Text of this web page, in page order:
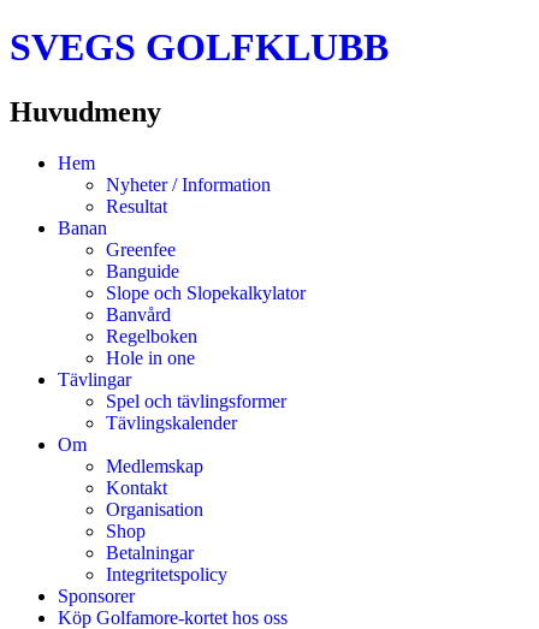
SVEGS GOLFKLUBB
Huvudmeny
HoppaHem
Nyheter / Information
Resultat
Banan
Greenfee
Banguide
Slope och Slopekalkylator
Banvård
Regelboken
Hole in one
Tävlingar
Spel och tävlingsformer
Tävlingskalender
Om
Medlemskap
Kontakt
Organisation
Shop
Betalningar
Integritetspolicy
Sponsorer
Köp Golfamore-kortet hos oss